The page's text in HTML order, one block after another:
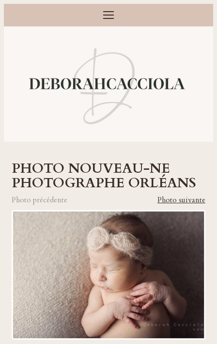
Ouvrir le menu
Photographe grossesse, naissance, bébé et famille à Orléans
PHOTO NOUVEAU-NE
PHOTOGRAPHE ORLÉANS
Photo précédente Photo suivante